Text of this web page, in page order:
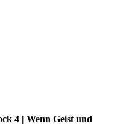
4 | Wenn Geist und